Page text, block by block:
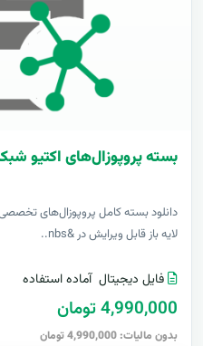
بسته پروپوزال‌های اکتیو
دانلود بسته کامل پروپوزال‌های
لایه باز قابل ویرایش در &nbs..
فایل دیجیتال آماده استفاده
4,990,000 تومان
بدون مالیات: 4,990,000 تومان